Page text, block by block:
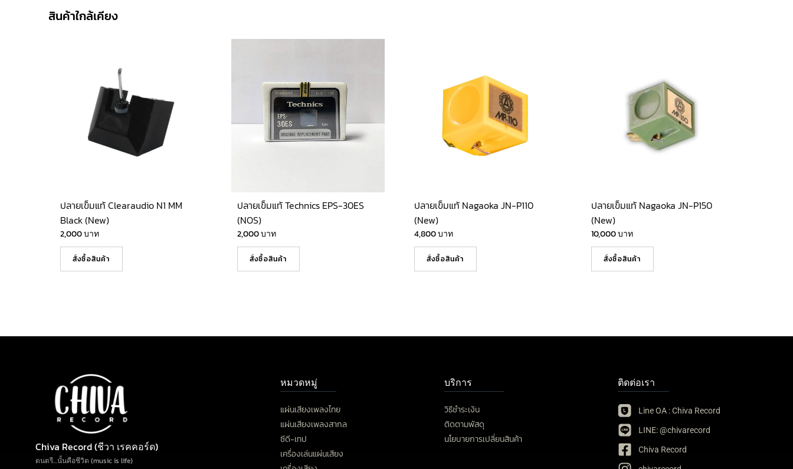
สินค้าใกล้เคียง
ปลายเข็มแท้ Clearaudio N1 MM
Black (New)
2,000บาท
สั่งซื้อสินค้า
ปลายเข็มแท้ Technics EPS-30ES
(NOS)
2,000บาท
สั่งซื้อสินค้า
ปลายเข็มแท้ Nagaoka JN-P110
(New)
4,800บาท
สั่งซื้อสินค้า
ปลายเข็มแท้ Nagaoka JN-P150
(New)
10,000บาท
สั่งซื้อสินค้า
Chiva Record (ชีวา เรคคอร์ด)
ดนตรี…นั้นคือชีวิต (music is life)
หมวดหมู่
แผ่นเสียงเพลงไทย
แผ่นเสียงเพลงสากล
ซีดี-เทป
เครื่องเล่นแผ่นเสียง
บริการ
วิธีชำระเงิน
ติดตามพัสดุ
นโยบายการเปลี่ยนสินค้า
ติดต่อเรา
Line OA : Chiva Record
LINE: @chivarecord
Chiva Record